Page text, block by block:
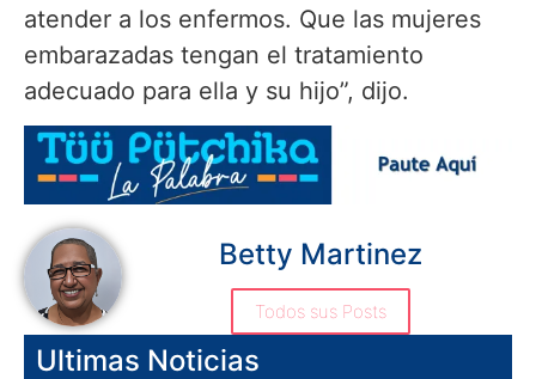
atender a los enfermos. Que las mujeres
embarazadas tengan el tratamiento
adecuado para ella y su hijo”, dijo.
Betty Martinez
Todos sus Posts
Ultimas Noticias